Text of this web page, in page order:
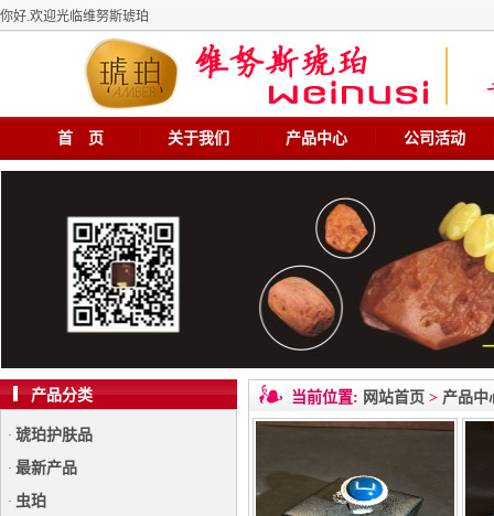
你好.欢迎光临维努斯琥珀
首 页 关于我们 产品中心 公司活动
产品分类
· 琥珀护肤品
· 最新产品
· 虫珀
当前位置: 网站首页 > 产品中